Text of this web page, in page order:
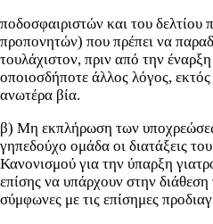
ποδοσφαιριστών και του δελτίου
προπονητών) που πρέπει να
τουλάχιστον, πριν από την
οποιοσδήποτε άλλος λόγος,
ανωτέρα βία.
β) Μη εκπλήρωση των
γηπεδούχο ομάδα οι διατάξεις
Κανονισμού για την ύπαρξη
επίσης να υπάρχουν στην διάθεση
σύμφωνες με τις επίσημες